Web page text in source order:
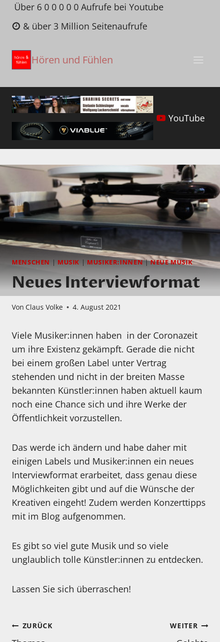
Zum
Inhalt
springen
Über 6 0 0 0 0 0 Aufrufe bei Youtube
& über 3 Million Seitenaufrufe
Hören und Fühlen
YouTube
MENSCHEN | MUSIK | MUSIKER:INNEN|NEUE MUSIK
Neues Interviewformat
Von Claus Volke 4. August 2021
Viele Musiker:innen haben in der Coronazeit
um ihre Existenz gekämpft. Gerade die nicht
bei einem großen Label unter Vertrag
stehenden und nicht in der breiten Masse
bekannten Künstler:innen haben aktuell kaum
noch eine Chance sich und ihre Werke der
Öffentlichkeit vorzustellen.
Das werde ich ändern und habe daher mit
einigen Labels und Musiker:innen ein neues
Interviewformat erarbeitet, dass genau diese
Möglichkeiten gibt und auf die Wünsche der
Kreativen eingeht! Zudem werden Konzerttipps
mit im Blog aufgenommen.
Es gibt so viel gute Musik und so viele
unglaublich tolle Künstler:innen zu entdecken.
Lassen Sie sich überraschen!
Beitragsnavigation
ZURÜCK WEITER